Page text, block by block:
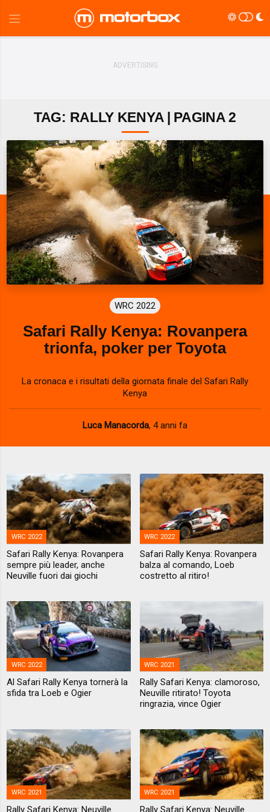
TAG: RALLY KENYA | PAGINA 2
WRC 2022
Safari Rally Kenya: Rovanpera
trionfa, poker per Toyota
La cronaca e i risultati della giornata finale del Safari Rally
Kenya
Luca Manacorda, 4 anni fa
WRC 2022
Safari Rally Kenya: Rovanpera
sempre più leader, anche
Neuville fuori dai giochi
WRC 2022
Safari Rally Kenya: Rovanpera
balza al comando, Loeb
costretto al ritiro!
WRC 2022
Al Safari Rally Kenya tornerà la
sfida tra Loeb e Ogier
WRC 2021
Rally Safari Kenya: clamoroso,
Neuville ritirato! Toyota
ringrazia, vince Ogier
WRC 2021
Rally Safari Kenya: Neuville
WRC 2021
Rally Safari Kenya: Neuville